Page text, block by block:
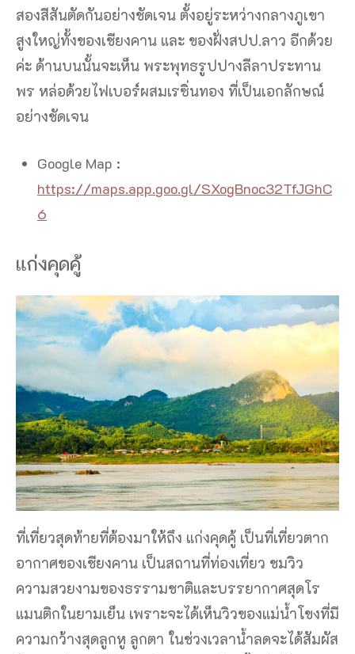
สองสีสันตัดกันอย่างชัดเจน ตั้งอยู่ระหว่างกลางภูเขา
สูงใหญ่ทั้งของเชียงคาน และ ของฝั่งสปป.ลาว อีกด้วย
ค่ะ ด้านบนนั้นจะเห็น พระพุทธรูปปางลีลาประทาน
พร หล่อด้วยไฟเบอร์ผสมเรซิ่นทอง ที่เป็นเอกลักษณ์
อย่างชัดเจน
Google Map :
https://maps.app.goo.gl/SXogBnoc32TfJGhC
6
แก่งคุดคู้
ที่เที่ยวสุดท้ายที่ต้องมาให้ถึง แก่งคุดคู้ เป็นที่เที่ยวตาก
อากาศของเชียงคาน เป็นสถานที่ท่องเที่ยว ชมวิว
ความสวยงามของธรรามชาติและบรรยากาศสุดโร
แมนติกในยามเย็น เพราะจะได้เห็นวิวของแม่น้ำโขงที่มี
ความกว้างสุดลูกหู ลูกตา ในช่วงเวลาน้ำลดจะได้สัมผัส